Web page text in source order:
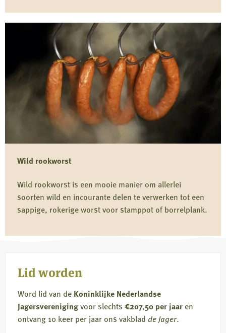
stoof
van
overloper
Wild rookworst
Wild rookworst is een mooie manier om allerlei
soorten wild en incourante delen te verwerken tot een
sappige, rokerige worst voor stamppot of borrelplank.
over
rookworst
Lid worden
Word lid van de Koninklijke Nederlandse
Jagersverenigingvoor slechts €207,50 per jaar en
ontvang 10 keer per jaar ons vakblad de Jager.